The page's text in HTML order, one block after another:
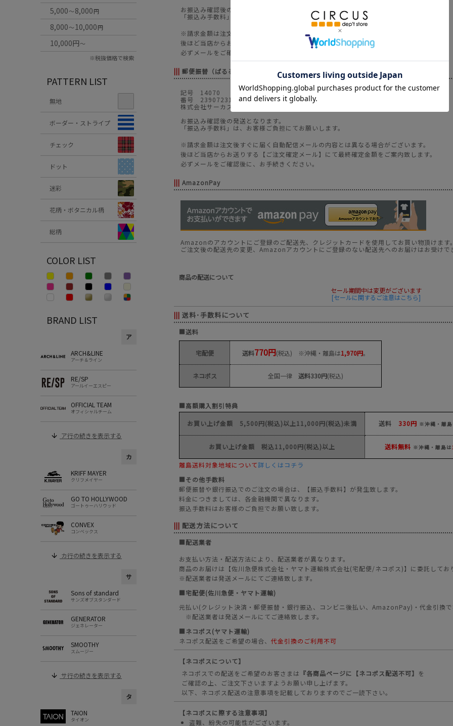
5,000～8,000円
8,000～10,000円
10,000円～
※税抜価格で検索
PATTERN LIST
無地
ボーダー・ストライプ
チェック
ドット
迷彩
花柄・ボタニカル柄
総柄
COLOR LIST
BRAND LIST
ア
ARCH&LINE
アーチ＆ライン
RE/SP
アールイーエスピー
OFFICIAL TEAM
オフィシャルチーム
ア行の続きを表示する
カ
KRIFF MAYER
クリフメイヤー
GO TO HOLLYWOOD
ゴートゥーハリウッド
CONVEX
コンベックス
カ行の続きを表示する
サ
Sons of standard
サンズオブスタンダード
GENERATOR
ジェネレーター
SMOOTHY
スムージー
サ行の続きを表示する
タ
TAION
タイオン
お振込み確認後の発送となります。
「振込み手数料」は、お客様ご負担にてお願い致します。
※請求金額は注文後すぐに届く自動配信メールの内容とは異なる場合がございます。
後ほど当店からお送りする【ご注文確定メール】にて最終確定金額をご案内致します。
必ずメールをご確認後に、お手続きください。
||| 郵便振替（ぱるる送金）（佐川急便、ネコポス）
記号 14070
番号 23907231
株式会社サーカス 【カ）サーカス】
お振込み確認後の発送となります。
「振込み手数料」は、お客様ご負担にてお願いします。
※請求金額は注文後すぐに届く自動配信メールの内容とは異なる場合がございます。
後ほど当店からお送りする【ご注文確定メール】にて最終確定金額をご案内致します。
必ずメールをご確認後に、お手続きください。
||| AmazonPay
Amazonのアカウントにご登録のご配送先、クレジットカードを使用してお買い物頂けます。
ご注文後の配送先の変更、Amazonアカウントにご登録のない配送先へのお届けはお受けで
商品の配送について
セール期間中は変更がございます
[セールに関するご注意はこちら]
||| 送料･手数料について
■送料
宅配便 送料770円(税込) ※沖縄・離島は1,970円。
ネコポス 全国一律 送料330円(税込)
■高額購入割引特典
お買い上げ金額 5,500円(税込)以上11,000円(税込)未満 送料 330円 ※沖縄・離島
お買い上げ金額 税込11,000円(税込)以上 送料無料 ※沖縄・離島は
離島送料対象地域について詳しくはコチラ
■その他手数料
郵便振替や銀行振込でのご注文の場合は、【振込手数料】が発生致します。
料金につきましては、各金融機関で異なります。
振込手数料はお客様のご負担でお願い致します。
||| 配送方法について
■配送業者
お支払い方法・配送方法により、配送業者が異なります。
商品のお届けは【佐川急便株式会社・ヤマト運輸株式会社(宅配便/ネコポス)】に委託してお
※配送業者は発送メールにてご連絡致します。
■宅配便(佐川急便・ヤマト運輸)
元払い(クレジット決済・郵便振替・銀行振込、コンビニ後払い、AmazonPay)・代金引換で
※配送業者は発送メールにてご連絡致します。
■ネコポス(ヤマト運輸)
ネコポス配送をご希望の場合、 代金引換のご利用不可
【ネコポスについて】
ネコポスでの配送をご希望のお客さまは 『各商品ページに【ネコポス配送不可】 を
ご確認の上、ご注文下さいますようお願い申し上げます。
以下、ネコポス配送の注意事項を記載しておりますのでご一読下さい。
【ネコポスに際する注意事項】
盗難、紛失の可能性がございます。